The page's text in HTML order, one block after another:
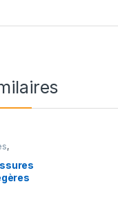
,
,Sport